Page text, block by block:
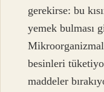
gerekirse: bu
yemek bulması
besinleri
maddeler